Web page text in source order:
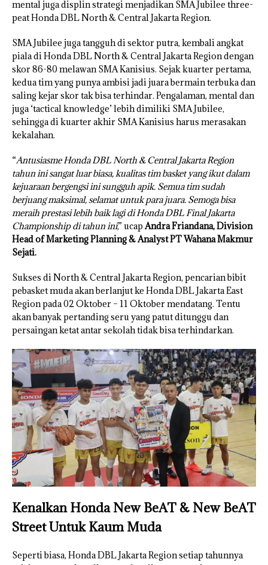
mental juga displin strategi menjadikan SMA Jubilee three-
peat Honda DBL North & Central Jakarta Region.
SMA Jubilee juga tangguh di sektor putra, kembali angkat
piala di Honda DBL North & Central Jakarta Region dengan
skor 86-80 melawan SMA Kanisius. Sejak kuarter pertama,
kedua tim yang punya ambisi jadi juara bermain terbuka dan
saling kejar skor tak bisa terhindar. Pengalaman, mental dan
juga ‘tactical knowledge’ lebih dimiliki SMA Jubilee,
sehingga di kuarter akhir SMA Kanisius harus merasakan
kekalahan.
“Antusiasme Honda DBL North & Central Jakarta Region
tahun ini sangat luar biasa, kualitas tim basket yang ikut dalam
kejuaraan bergengsi ini sungguh apik. Semua tim sudah
berjuang maksimal, selamat untuk para juara. Semoga bisa
meraih prestasi lebih baik lagi di Honda DBL Final Jakarta
Championship di tahun ini,” ucapAndra Friandana, Division
Head of Marketing Planning & Analyst PT Wahana Makmur
Sejati.
Sukses di North & Central Jakarta Region, pencarian bibit
pebasket muda akan berlanjut ke Honda DBL Jakarta East
Region pada 02 Oktober – 11 Oktober mendatang. Tentu
akan banyak pertanding seru yang patut ditunggu dan
persaingan ketat antar sekolah tidak bisa terhindarkan.
Kenalkan Honda New BeAT & New BeAT
Street Untuk Kaum Muda
Seperti biasa, Honda DBL Jakarta Region setiap tahunnya